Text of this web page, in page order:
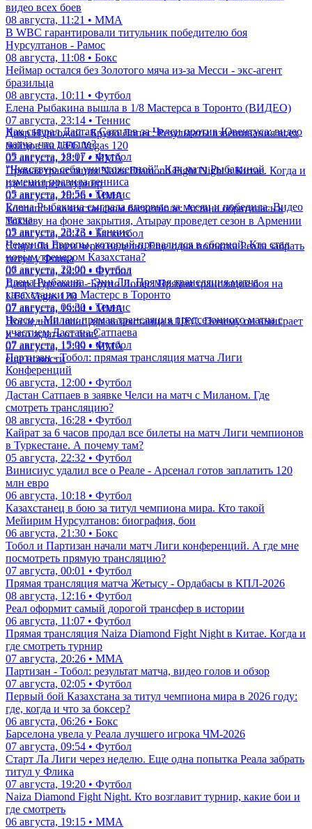
видео всех боев
08 августа, 11:21 • ММА
В WBC гарантировали титульник победителю боя
Нурсултанов - Рамос
08 августа, 11:08 • Бокс
Неймар остался без Золотого мяча из-за Месси - экс-агент
бразильца
08 августа, 10:11 • Футбол
Елена Рыбакина вышла в 1/8 Мастерса в Торонто (ВИДЕО)
07 августа, 23:14 • Теннис
Дияр Нургожай - Бруно Лопес: Результаты взвешивания всех
бойцов на UFC Vegas 120
07 августа, 22:11 • ММА
Прямая трансляция Naiza Diamond Fight Night в Китае. Когда и
где смотреть турнир
07 августа, 20:26 • ММА
Коллапс в казахстанском баскетболе: Астана обратилась к
Токаеву на фоне закрытия, Атырау проведет сезон в Армении
07 августа, 20:16 • Баскетбол
Старт Ла Лиги через неделю. Еще одна попытка Реала забрать
титул у Флика
07 августа, 19:20 • Футбол
Дияр Нургожай - Бруно Лопес: Прямая трансляция боя на
UFC Vegas 120
07 августа, 19:04 • ММА
Последний шанс для казахстанца в UFC. Почему он выиграет
и что ждать от боя?
07 августа, 17:39 • ММА
еще новости
Как сыграл Дастан Сатпаев за Челси против Ювентуса: видео
матча, что дальше?
05 августа, 18:07 • Футбол
"Чувствую себя уничтоженной". Как матч Рыбакиной
изменил правила тенниса
05 августа, 19:56 • Теннис
Елена Рыбакина сыграла впервые за месяц и победила. Видео
матча
05 августа, 23:23 • Теннис
Чемпион Европы, который провалился в сборной. Кто стал
новым тренером Казахстана?
06 августа, 22:00 • Футбол
Елена Рыбакина - Энн Ли. Прямая трансляция матча
казахстанки на Мастерс в Торонто
07 августа, 06:30 • Теннис
Челси - Милан: прямая трансляция предсезонного матча с
участием Дастана Сатпаева
07 августа, 15:00 • Футбол
Партизан - Тобол: прямая трансляция матча Лиги
Конференций
06 августа, 12:00 • Футбол
Дастан Сатпаев в заявке Челси на матч с Миланом. Где
смотреть трансляцию?
08 августа, 16:28 • Футбол
Кайрат за 6 часов продал все билеты на матч Лиги чемпионов
в Туркестане. А почему там?
05 августа, 22:32 • Футбол
Винисиус удалил все о Реале - Арсенал готов заплатить 120
млн евро
06 августа, 10:18 • Футбол
Казахстанец в бою за титул чемпиона мира. Кто такой
Мейирим Нурсултанов: биография, бои
06 августа, 21:30 • Бокс
Тобол и Партизан начали матч Лиги конференций. А где мне
посмотреть прямую трансляцию?
07 августа, 00:01 • Футбол
Прямая трансляция матча Жетысу - Ордабасы в КПЛ-2026
08 августа, 12:16 • Футбол
Реал оформит самый дорогой трансфер в истории
06 августа, 11:07 • Футбол
Прямая трансляция Naiza Diamond Fight Night в Китае. Когда и
где смотреть турнир
07 августа, 20:26 • ММА
Партизан - Тобол: результат матча, видео голов и обзор
07 августа, 02:05 • Футбол
Первый бой Казахстана за титул чемпиона мира в 2026 году:
где, когда и что за боксер?
06 августа, 06:26 • Бокс
Барселона увела у Реала лучшего игрока ЧМ-2026
07 августа, 09:54 • Футбол
Старт Ла Лиги через неделю. Еще одна попытка Реала забрать
титул у Флика
07 августа, 19:20 • Футбол
Naiza Diamond Fight Night. Кто возглавит турнир, какие бои и
где смотреть
06 августа, 19:15 • ММА